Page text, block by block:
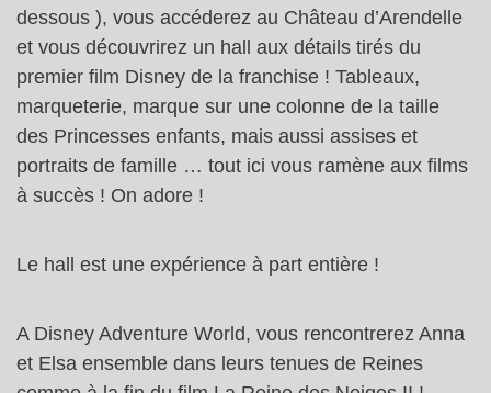
dessous ), vous accéderez au Château d’Arendelle
et vous découvrirez un hall aux détails tirés du
premier film Disney de la franchise ! Tableaux,
marqueterie, marque sur une colonne de la taille
des Princesses enfants, mais aussi assises et
portraits de famille … tout ici vous ramène aux films
à succès ! On adore !
Le hall est une expérience à part entière !
A Disney Adventure World, vous rencontrerez Anna
et Elsa ensemble dans leurs tenues de Reines